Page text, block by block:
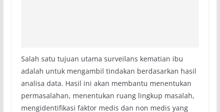
Salah satu tujuan utama surveilans kematian ibu
adalah untuk mengambil tindakan berdasarkan hasil
analisa data. Hasil ini akan membantu menentukan
permasalahan, menentukan ruang lingkup masalah,
mengidentifikasi faktor medis dan non medis yang